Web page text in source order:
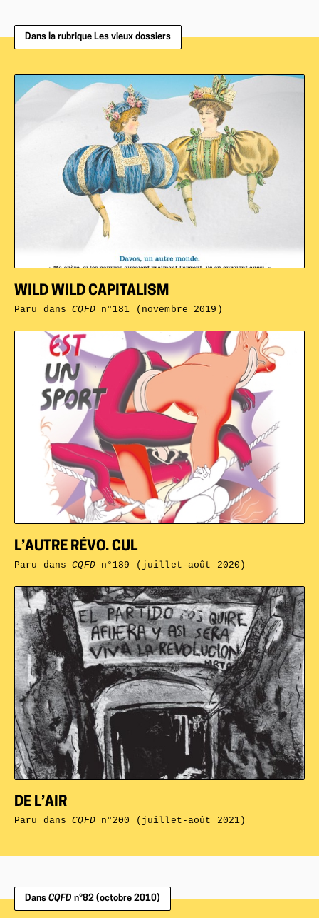
Dans la rubrique Les vieux dossiers
DE L’AIR
Paru dansCQFDn°200 (juillet-août 2021)
L’AUTRE RÉVO. CUL
Paru dansCQFDn°189 (juillet-août 2020)
WILD WILD CAPITALISM
Paru dansCQFDn°181 (novembre 2019)
Dans CQFD n°82 (octobre 2010)